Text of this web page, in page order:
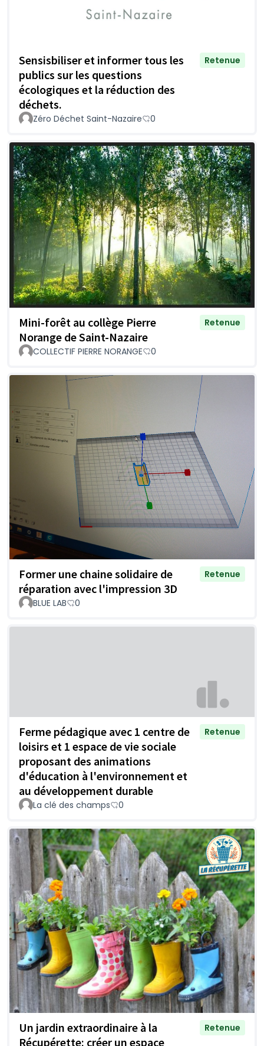
Sensisbiliser et informer tous les
publics sur les questions
écologiques et la réduction des
déchets.
Retenue
Zéro Déchet Saint-Nazaire 0
Mini-forêt au collège Pierre
Norange de Saint-Nazaire
Retenue
COLLECTIF PIERRE NORANGE 0
Former une chaine solidaire de
réparation avec l'impression 3D
Retenue
BLUE LAB 0
Ferme pédagique avec 1 centre de
loisirs et 1 espace de vie sociale
proposant des animations
d'éducation à l'environnement et
au développement durable
Retenue
La clé des champs 0
Un jardin extraordinaire à la
Récupérette: créer un espace
Retenue